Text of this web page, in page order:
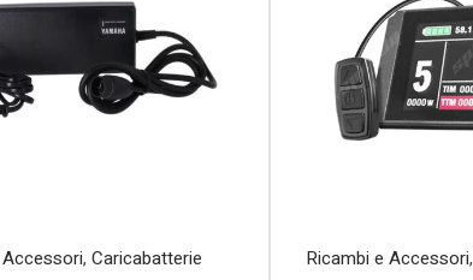
, Caricabatterie Ricambi e Accessori,